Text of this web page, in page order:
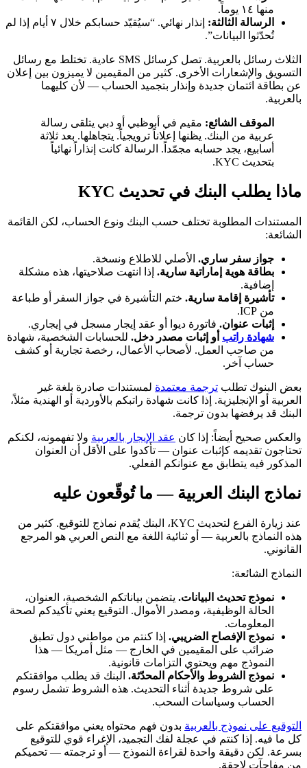
منها ١٤ يوماً.
الرسالة الثالثة:
إنذار نهائي. “سيُقيّد حسابكم خلال ٧ أيام إذا لم
تُحدّثوا البيانات”.
الثلاث رسائل بالعربية. تصل كرسائل SMS عادية. تختلط مع رسائل
التسويق والإشعارات الأخرى. كثير من المقيمين لا يميزون بين إعلان
عن بطاقة ائتمان جديدة وإنذار بتجميد الحساب — لأن كليهما
بالعربية.
الموقف الشائع: مقيم في أبوظبي أو دبي يتلقى رسالة
عربية من البنك. يظنها إعلاناً ترويجياً. يتجاهلها. بعد ثلاثة
أسابيع، يجد حسابه مجمّداً. الرسالة كانت إنذاراً نهائياً
بتحديث KYC.
ماذا يطلب البنك في تحديث KYC
المستندات المطلوبة تختلف حسب البنك ونوع الحساب، لكن القائمة
الشائعة:
جواز سفر ساري. الأصلي للاطلاع ونسخة.
بطاقة هوية إماراتية سارية. إذا انتهت صلاحيتها، هذه مشكلة
إضافية.
تأشيرة إقامة سارية. ختم التأشيرة في جواز السفر أو طباعة
من ICP.
إثبات عنوان. فاتورة ديوا أو عقد إيجار مسجل في إيجاري.
شهادة راتب أو إثبات مصدر دخل. للحسابات الشخصية، شهادة
من صاحب العمل. لأصحاب الأعمال، رخصة تجارية أو كشف
حساب آخر.
بعض البنوك تطلب ترجمة معتمدة لمستندات صادرة بلغة غير
العربية أو الإنجليزية. إذا كانت شهادة راتبكم بالأوردية أو الهندية مثلاً،
البنك قد يرفضها بدون ترجمة.
والعكس صحيح أيضاً: إذا كان عقد الإيجار بالعربية ولا تفهمونه، لكنكم
تحتاجون تقديمه كإثبات عنوان — تأكدوا على الأقل أن العنوان
المذكور فيه يتطابق مع عنوانكم الفعلي.
نماذج البنك العربية — ما تُوقّعون عليه
عند زيارة الفرع لتحديث KYC، البنك يُقدم نماذج للتوقيع. كثير من
هذه النماذج بالعربية — أو ثنائية اللغة مع النص العربي هو المرجع
القانوني.
النماذج الشائعة:
نموذج تحديث البيانات. يتضمن بياناتكم الشخصية، العنوان،
الحالة الوظيفية، ومصدر الأموال. التوقيع يعني تأكيدكم لصحة
المعلومات.
نموذج الإفصاح الضريبي. إذا كنتم من مواطني دول تطبق
ضرائب على المقيمين في الخارج — مثل أمريكا — هذا
النموذج مهم ويحتوي التزامات قانونية.
نموذج الشروط والأحكام المحدّثة. البنك قد يطلب موافقتكم
على شروط جديدة أثناء التحديث. هذه الشروط تشمل رسوم
الحساب وسياسات السحب.
التوقيع على نموذج بالعربية بدون فهم محتواه يعني موافقتكم على
كل ما فيه. إذا كنتم في عجلة لفك التجميد، الإغراء قوي للتوقيع
بسرعة. لكن دقيقة واحدة لقراءة النموذج — أو ترجمته — تحميكم
من مفاجآت لاحقة.